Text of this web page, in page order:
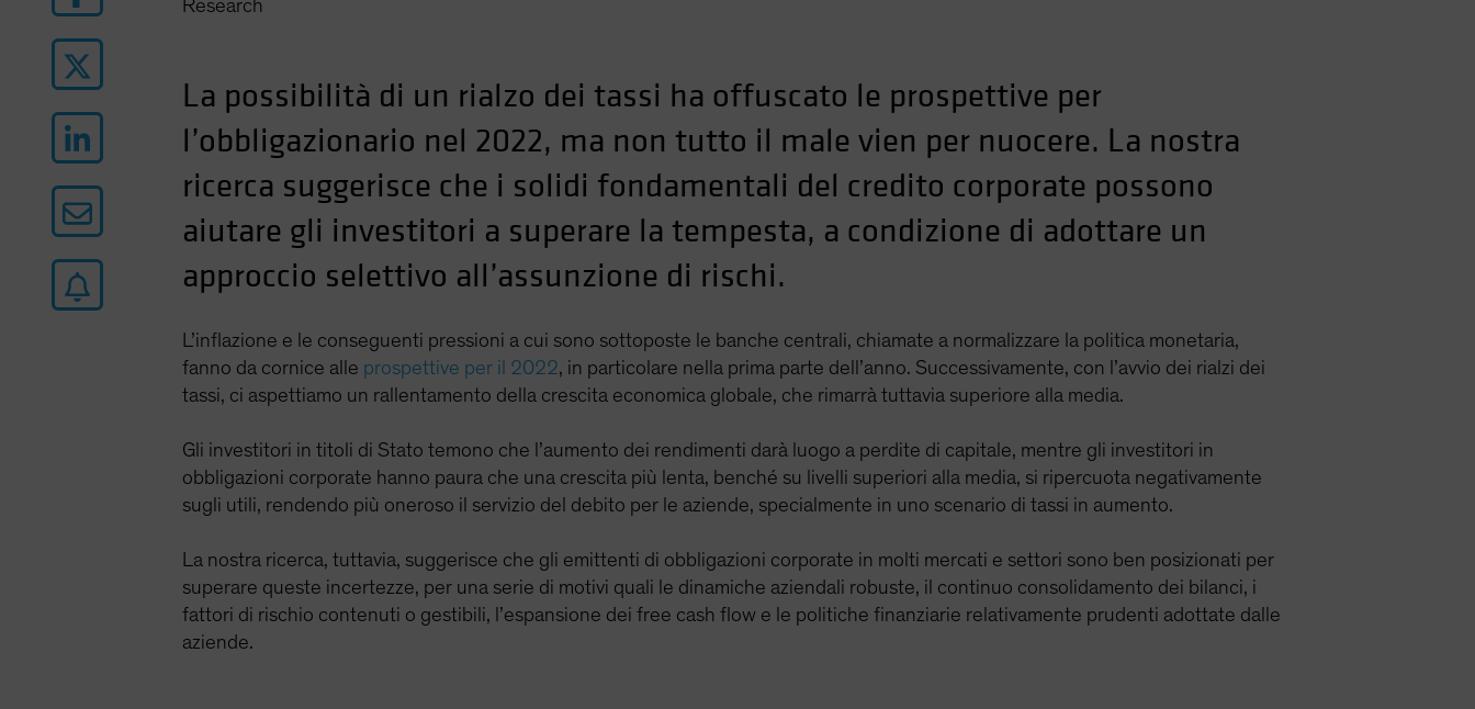
Research
La possibilità di un rialzo dei tassi ha offuscato le prospettive per
l’obbligazionario nel 2022, ma non tutto il male vien per nuocere. La nostra
ricerca suggerisce che i solidi fondamentali del credito corporate possono
aiutare gli investitori a superare la tempesta, a condizione di adottare un
approccio selettivo all’assunzione di rischi.
L’inflazione e le conseguenti pressioni a cui sono sottoposte le banche centrali, chiamate a normalizzare la politica monetaria,
fanno da cornice alle prospettive per il 2022, in particolare nella prima parte dell’anno. Successivamente, con l’avvio dei rialzi dei
tassi, ci aspettiamo un rallentamento della crescita economica globale, che rimarrà tuttavia superiore alla media.
Gli investitori in titoli di Stato temono che l’aumento dei rendimenti darà luogo a perdite di capitale, mentre gli investitori in
obbligazioni corporate hanno paura che una crescita più lenta, benché su livelli superiori alla media, si ripercuota negativamente
sugli utili, rendendo più oneroso il servizio del debito per le aziende, specialmente in uno scenario di tassi in aumento.
La nostra ricerca, tuttavia, suggerisce che gli emittenti di obbligazioni corporate in molti mercati e settori sono ben posizionati per
superare queste incertezze, per una serie di motivi quali le dinamiche aziendali robuste, il continuo consolidamento dei bilanci, i
fattori di rischio contenuti o gestibili, l’espansione dei free cash flow e le politiche finanziarie relativamente prudenti adottate dalle
aziende.